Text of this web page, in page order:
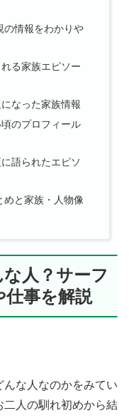
の情報をわかりや
る家族エピソー
なった家族情報
のプロフィール
語られたエピソ
めと家族・人物像
人？サーフ
仕事を解説
んな人なのかをみてい
二人の馴れ初めから結